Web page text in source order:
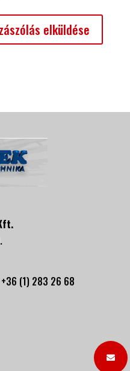
36 (1) 283 26 68